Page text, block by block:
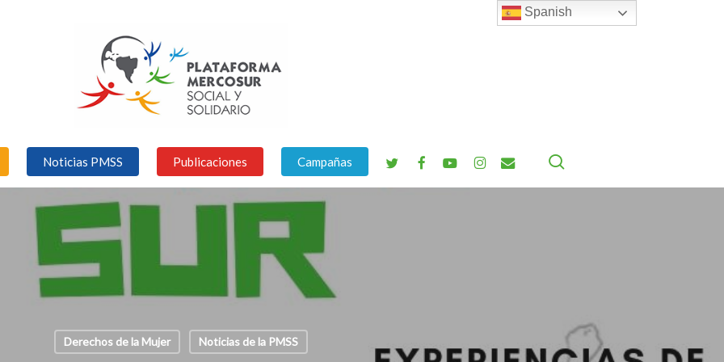
Noticias PMSS Publicaciones Campañas twitter facebookyoutubeinstagram
email
Derechos de la Mujer Noticias de la PMSS
Spanish